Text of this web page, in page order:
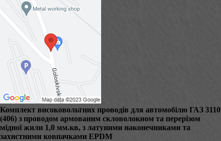
Комплект високовольтних проводів для автомобілю ГАЗ 3110
(406) з проводом армованим скловолокном та перерізом
мідної жили 1,0 мм.кв, з латуними наконечниками та
захистними ковпачками EPDM